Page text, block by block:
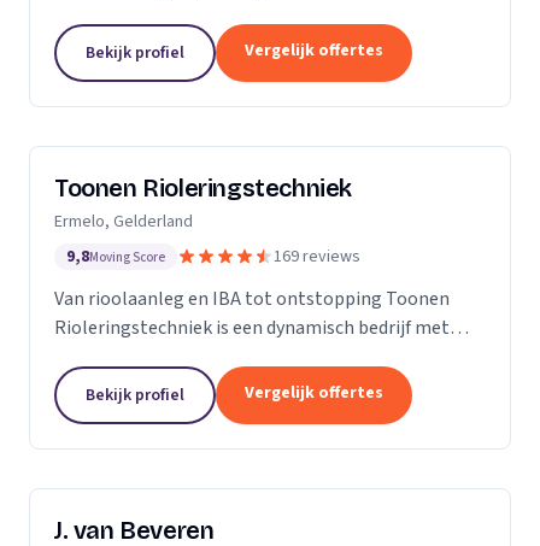
verstoppingen, vervangen en/of aanpassen van uw
riolering, maar ook...
Bekijk profiel Vergelijk offertes
Toonen Rioleringstechniek
Ermelo, Gelderland
9,8Moving Score 169 reviews
Van rioolaanleg en IBA tot ontstopping Toonen
Rioleringstechniek is een dynamisch bedrijf met
te maken heeft. Allereerst zijn wij expert in de...
Bekijk profiel Vergelijk offertes
J. van Beveren